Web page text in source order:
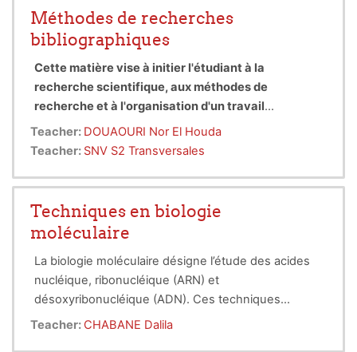
techniques de recherche documentaire et l'accès
aux sources pertinentes.
Méthodes de recherches
bibliographiques
Cette matière vise à initier l'étudiant à la
recherche scientifique, aux méthodes de
recherche et à l'organisation d'un travail
personnel dans le domaine scientifique. Pour cela,
nous aborderons divers aspects essentiels, tels
techniques de recherche documentaire et l'accès
aux sources pertinentes.
Ce cours est destiné aux étudiants de troisième
année Licence , spécialité Biodiversité et
Teacher: DOUAOURI Nor El Houda
Teacher: SNV S2 Transversales
Techniques en biologie
moléculaire
La biologie moléculaire désigne l’étude des acides
nucléique, ribonucléique (ARN) et
désoxyribonucléique (ADN). Ces techniques
reposent essentiellement sur l’hybridation
Teacher: CHABANE Dalila